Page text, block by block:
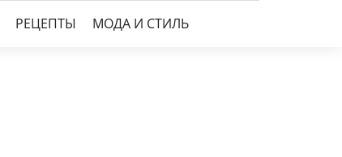
РЕЦЕПТЫ МОДА И СТИЛЬ